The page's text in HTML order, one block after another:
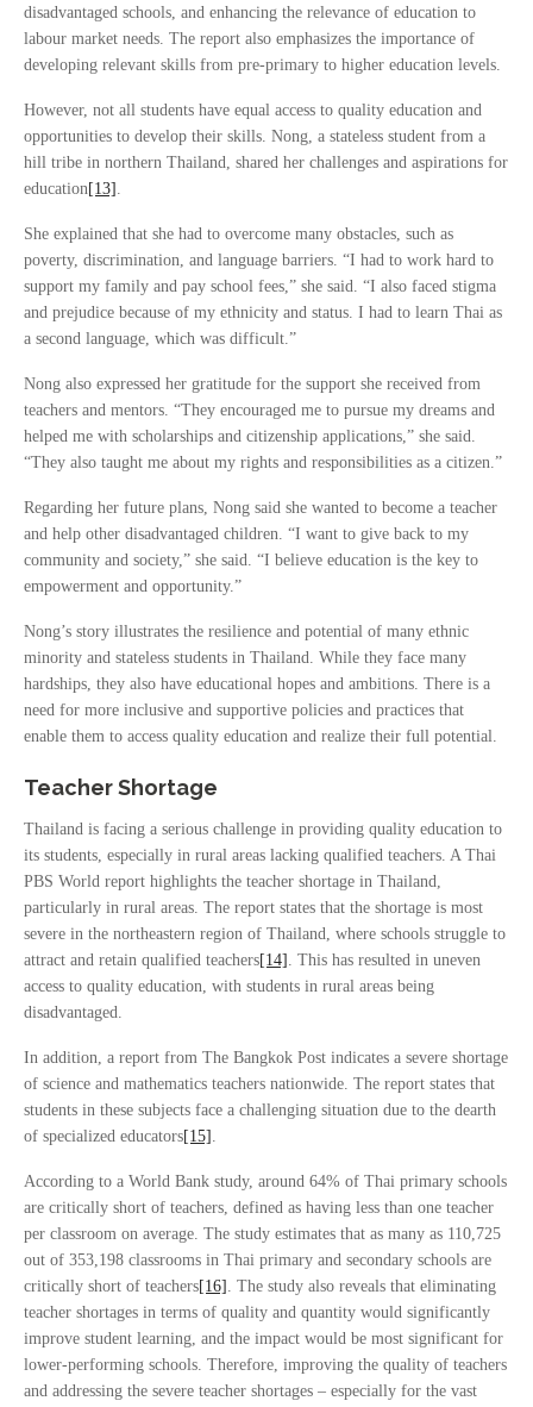
disadvantaged schools, and enhancing the relevance of education to
labour market needs. The report also emphasizes the importance of
developing relevant skills from pre-primary to higher education levels.
However, not all students have equal access to quality education and
opportunities to develop their skills. Nong, a stateless student from a
hill tribe in northern Thailand, shared her challenges and aspirations for
education[13] .
She explained that she had to overcome many obstacles, such as
poverty, discrimination, and language barriers. “I had to work hard to
support my family and pay school fees,” she said. “I also faced stigma
and prejudice because of my ethnicity and status. I had to learn Thai as
a second language, which was difficult.”
Nong also expressed her gratitude for the support she received from
teachers and mentors. “They encouraged me to pursue my dreams and
helped me with scholarships and citizenship applications,” she said.
“They also taught me about my rights and responsibilities as a citizen.”
Regarding her future plans, Nong said she wanted to become a teacher
and help other disadvantaged children. “I want to give back to my
community and society,” she said. “I believe education is the key to
empowerment and opportunity.”
Nong’s story illustrates the resilience and potential of many ethnic
minority and stateless students in Thailand. While they face many
hardships, they also have educational hopes and ambitions. There is a
need for more inclusive and supportive policies and practices that
enable them to access quality education and realize their full potential.
Teacher Shortage
Thailand is facing a serious challenge in providing quality education to
its students, especially in rural areas lacking qualified teachers. A Thai
PBS World report highlights the teacher shortage in Thailand,
particularly in rural areas. The report states that the shortage is most
severe in the northeastern region of Thailand, where schools struggle to
attract and retain qualified teachers[14] . This has resulted in uneven
access to quality education, with students in rural areas being
disadvantaged.
In addition, a report from The Bangkok Post indicates a severe shortage
of science and mathematics teachers nationwide. The report states that
students in these subjects face a challenging situation due to the dearth
of specialized educators[15] .
According to a World Bank study, around 64% of Thai primary schools
are critically short of teachers, defined as having less than one teacher
per classroom on average. The study estimates that as many as 110,725
out of 353,198 classrooms in Thai primary and secondary schools are
critically short of teachers[16] . The study also reveals that eliminating
teacher shortages in terms of quality and quantity would significantly
improve student learning, and the impact would be most significant for
lower-performing schools. Therefore, improving the quality of teachers
and addressing the severe teacher shortages – especially for the vast